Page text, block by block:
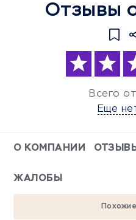
Отзывы
Всего
Еще
О КОМПАНИИ
ЖАЛОБЫ